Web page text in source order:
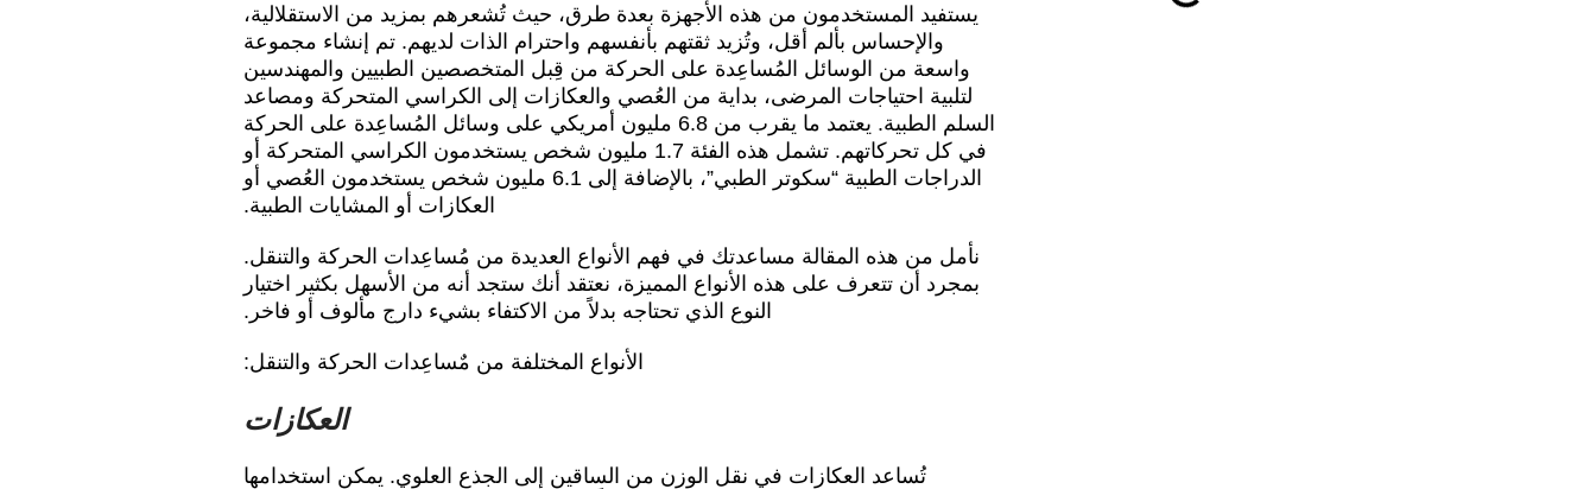
يستفيد المستخدمون من هذه الأجهزة بعدة طرق، حيث تُشعرهم بمزيد من الاستقلالية،
والإحساس بألم أقل، وتُزيد ثقتهم بأنفسهم واحترام الذات لديهم. تم إنشاء مجموعة
واسعة من الوسائل المُساعِدة على الحركة من قِبل المتخصصين الطبيين والمهندسين
لتلبية احتياجات المرضى، بداية من العُصي والعكازات إلى الكراسي المتحركة ومصاعد
السلم الطبية. يعتمد ما يقرب من 6.8 مليون أمريكي على وسائل المُساعِدة على الحركة
في كل تحركاتهم. تشمل هذه الفئة 1.7 مليون شخص يستخدمون الكراسي المتحركة أو
الدراجات الطبية “سكوتر الطبي”، بالإضافة إلى 6.1 مليون شخص يستخدمون العُصي أو
العكازات أو المشايات الطبية.
نأمل من هذه المقالة مساعدتك في فهم الأنواع العديدة من مُساعِدات الحركة والتنقل.
بمجرد أن تتعرف على هذه الأنواع المميزة، نعتقد أنك ستجد أنه من الأسهل بكثير اختيار
النوع الذي تحتاجه بدلاً من الاكتفاء بشيء دارج مألوف أو فاخر.
الأنواع المختلفة من مٌساعِدات الحركة والتنقل:
العكازات
تُساعد العكازات في نقل الوزن من الساقين إلى الجذع العلوي. يمكن استخدامها